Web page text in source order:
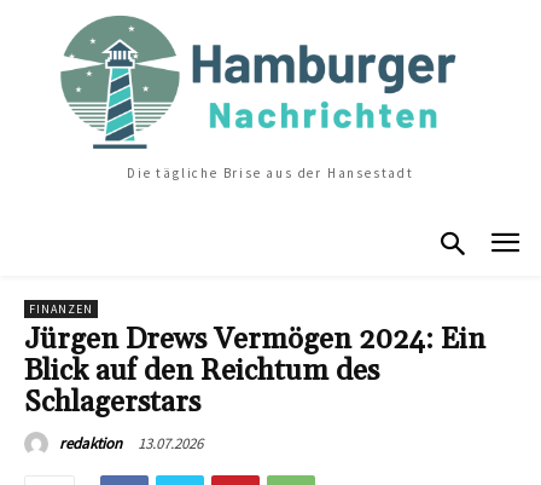
Die tägliche Brise aus der Hansestadt
FINANZEN
Jürgen Drews Vermögen 2024: Ein
Blick auf den Reichtum des
Schlagerstars
redaktion 13.07.2026